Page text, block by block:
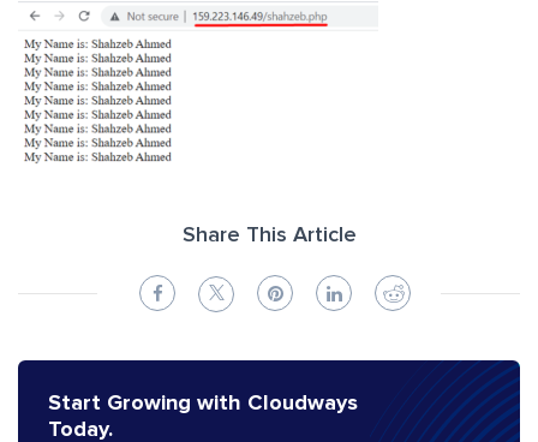
Share This Article
Start Growing with Cloudways
Today.